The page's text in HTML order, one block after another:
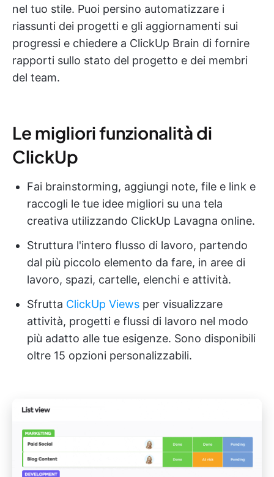
nel tuo stile. Puoi persino automatizzare i
riassunti dei progetti e gli aggiornamenti sui
progressi e chiedere a ClickUp Brain di fornire
rapporti sullo stato del progetto e dei membri
del team.
Le migliori funzionalità di
ClickUp
Fai brainstorming, aggiungi note, file e link e
raccogli le tue idee migliori su una tela
creativa utilizzando ClickUp Lavagna online.
Struttura l'intero flusso di lavoro, partendo
dal più piccolo elemento da fare, in aree di
lavoro, spazi, cartelle, elenchi e attività.
Sfrutta ClickUp Views per visualizzare
attività, progetti e flussi di lavoro nel modo
più adatto alle tue esigenze. Sono disponibili
oltre 15 opzioni personalizzabili.